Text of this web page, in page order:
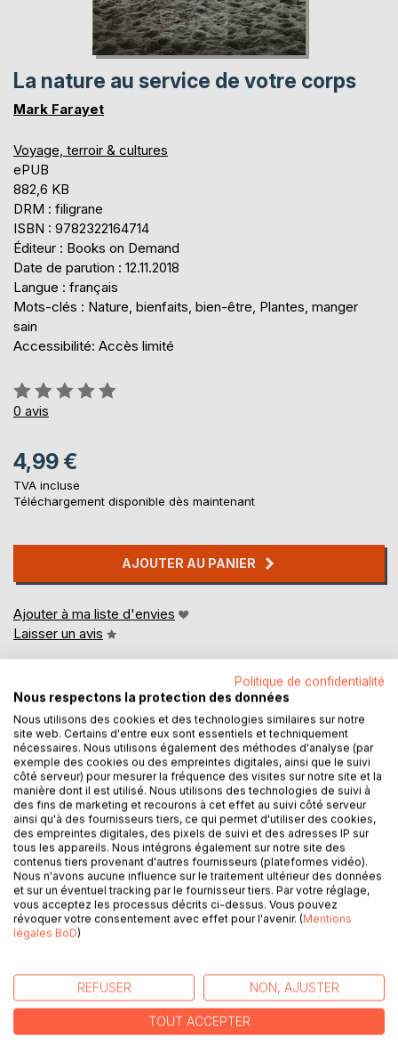
La nature au service de votre corps
Mark Farayet
Voyage, terroir & cultures
ePUB
882,6 KB
DRM : filigrane
ISBN : 9782322164714
Éditeur : Books on Demand
Date de parution : 12.11.2018
Langue : français
Mots-clés : Nature, bienfaits, bien-être, Plantes, manger
sain
Accessibilité: Accès limité
Évaluation:
0%
0 avis
4,99 €
TVA incluse
Téléchargement disponible dès maintenant
AJOUTER AU PANIER
Ajouter à ma liste d'envies
Laisser un avis
DESCRIPTION
Il est important cependant de ne pas faire n'importe quoi
avec ces produits. Certains - et nous l'avons vu ici - sont
de très bons remèdes aux doses indiquées, mais d'autres
peuvent être toxiques voire dangereux à des doses
supérieures, d'autres encore n'ont d'efficaces qu'une
partie de la plante, ou sont
efficaces que sous une certaine forme. Il ne s'agit donc
bienfaisants et il est préférable avant toute utilisation de
respecter certaines règles. Les produits de la nature sont
toutefois moins dangereux que les traitements chimiques
plus répandus en termes d'effets secondaires et sont tout
Politique de confidentialité
Nous respectons la protection des données
Nous utilisons des cookies et des technologies similaires sur notre
site web. Certains d'entre eux sont essentiels et techniquement
nécessaires. Nous utilisons également des méthodes d'analyse (par
exemple des cookies ou des empreintes digitales, ainsi que le suivi
côté serveur) pour mesurer la fréquence des visites sur notre site et la
manière dont il est utilisé. Nous utilisons des technologies de suivi à
des fins de marketing et recourons à cet effet au suivi côté serveur
ainsi qu'à des fournisseurs tiers, ce qui permet d'utiliser des cookies,
des empreintes digitales, des pixels de suivi et des adresses IP sur
tous les appareils. Nous intégrons également sur notre site des
contenus tiers provenant d'autres fournisseurs (plateformes vidéo).
Nous n'avons aucune influence sur le traitement ultérieur des données
et sur un éventuel tracking par le fournisseur tiers. Par votre réglage,
vous acceptez les processus décrits ci-dessus. Vous pouvez
révoquer votre consentement avec effet pour l'avenir. (Mentions
légales BoD)
REFUSER NON, AJUSTER
TOUT ACCEPTER